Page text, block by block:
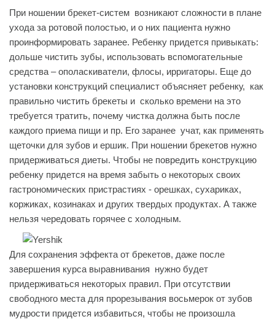
При ношении брекет-систем возникают сложности в плане
ухода за ротовой полостью, и о них пациента нужно
проинформировать заранее. Ребенку придется привыкать:
дольше чистить зубы, использовать вспомогательные
средства – ополаскиватели, флосы, ирригаторы. Еще до
установки конструкций специалист объясняет ребенку, как
правильно чистить брекеты и сколько времени на это
требуется тратить, почему чистка должна быть после
каждого приема пищи и пр. Его заранее учат, как применять
щеточки для зубов и ершик. При ношении брекетов нужно
придерживаться диеты. Чтобы не повредить конструкцию
ребенку придется на время забыть о некоторых своих
гастрономических пристрастиях - орешках, сухариках,
коржиках, козинаках и других твердых продуктах. А также
нельзя чередовать горячее с холодным.
Для сохранения эффекта от брекетов, даже после
завершения курса выравнивания нужно будет
придерживаться некоторых правил. При отсутствии
свободного места для прорезывания восьмерок от зубов
мудрости придется избавиться, чтобы не произошла